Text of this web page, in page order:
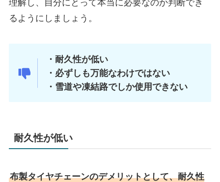
理解し、自分にとって本当に必要なのか判断でき
るようにしましょう。
・耐久性が低い
・必ずしも万能なわけではない
・雪道や凍結路でしか使用できない
耐久性が低い
布製タイヤチェーンのデメリットとして、耐久性